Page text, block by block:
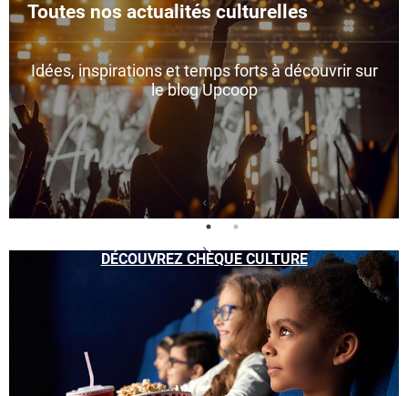
Toutes nos actualités culturelles
Idées, inspirations et temps forts à découvrir sur
le blog Upcoop
DÉCOUVREZ CHÈQUE CULTURE